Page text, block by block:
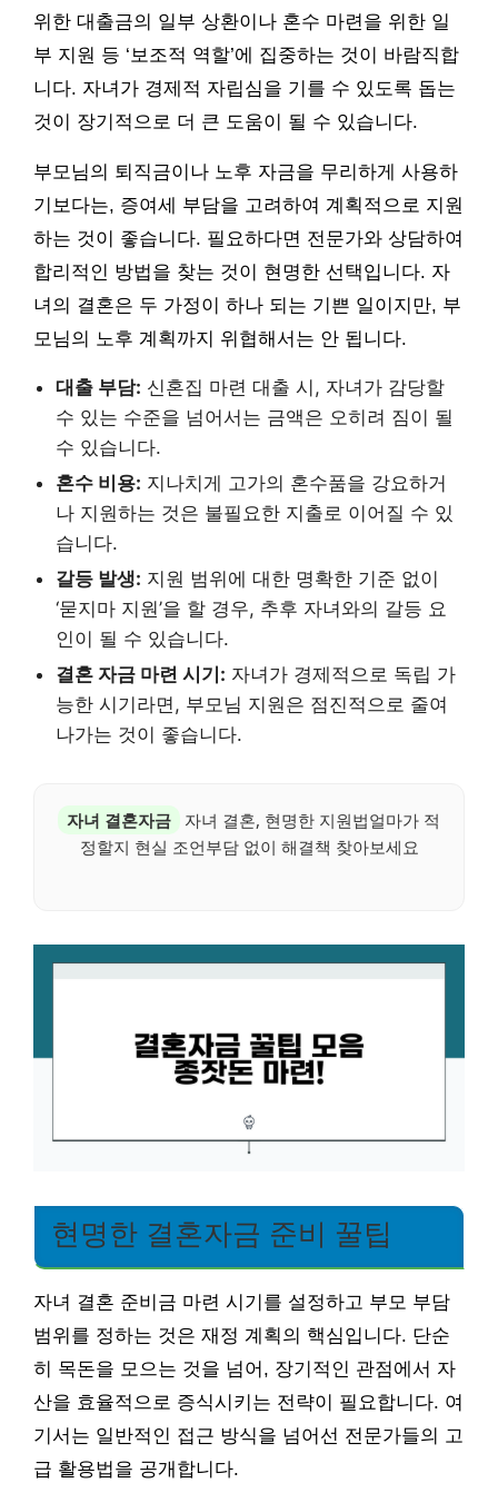
위한 대출금의 일부 상환이나 혼수 마련을 위한 일
부 지원 등 ‘보조적 역할’에 집중하는 것이 바람직합
니다. 자녀가 경제적 자립심을 기를 수 있도록 돕는
것이 장기적으로 더 큰 도움이 될 수 있습니다.
부모님의 퇴직금이나 노후 자금을 무리하게 사용하
기보다는, 증여세 부담을 고려하여 계획적으로 지원
하는 것이 좋습니다. 필요하다면 전문가와 상담하여
합리적인 방법을 찾는 것이 현명한 선택입니다. 자
녀의 결혼은 두 가정이 하나 되는 기쁜 일이지만, 부
모님의 노후 계획까지 위협해서는 안 됩니다.
대출 부담: 신혼집 마련 대출 시, 자녀가 감당할
수 있는 수준을 넘어서는 금액은 오히려 짐이 될
수 있습니다.
혼수 비용: 지나치게 고가의 혼수품을 강요하거
나 지원하는 것은 불필요한 지출로 이어질 수 있
습니다.
갈등 발생: 지원 범위에 대한 명확한 기준 없이
‘묻지마 지원’을 할 경우, 추후 자녀와의 갈등 요
인이 될 수 있습니다.
결혼 자금 마련 시기: 자녀가 경제적으로 독립 가
능한 시기라면, 부모님 지원은 점진적으로 줄여
나가는 것이 좋습니다.
자녀 결혼자금
자녀 결혼, 현명한 지원법얼마가 적
정할지 현실 조언부담 없이 해결책 찾아보세요
현명한 결혼자금 준비 꿀팁
자녀 결혼 준비금 마련 시기를 설정하고 부모 부담
범위를 정하는 것은 재정 계획의 핵심입니다. 단순
히 목돈을 모으는 것을 넘어, 장기적인 관점에서 자
산을 효율적으로 증식시키는 전략이 필요합니다. 여
기서는 일반적인 접근 방식을 넘어선 전문가들의 고
급 활용법을 공개합니다.